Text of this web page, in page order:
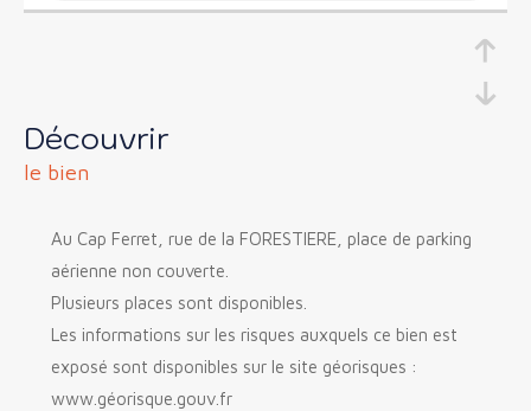
découvrir
le bien
Au Cap Ferret, rue de la FORESTIERE, place de parking
aérienne non couverte.
Plusieurs places sont disponibles.
Les informations sur les risques auxquels ce bien est
exposé sont disponibles sur le site géorisques :
www.géorisque.gouv.fr